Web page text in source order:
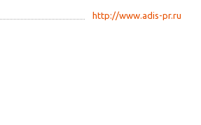
http://www.adis-pr.ru